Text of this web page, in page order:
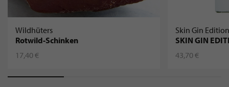
Wildhüters
Rotwild-Schinken
17,40 €
Skin Gin
SKIN GIN
43,70 €